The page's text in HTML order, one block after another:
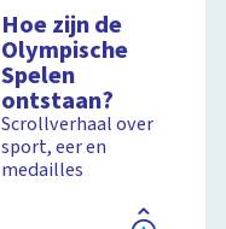
Hoe zijn de
Olympische
Spelen
ontstaan?
Scrollverhaal over
sport, eer en
medailles